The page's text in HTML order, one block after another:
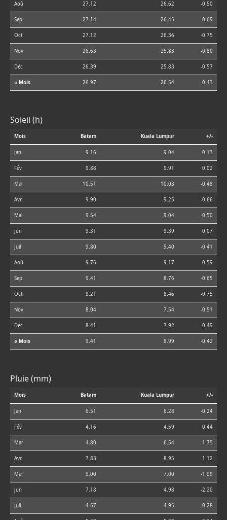
Aoû 27.12 26.62 -0.50
Sep 27.14 26.45 -0.69
Oct 27.12 26.36 -0.75
Nov 26.63 25.83 -0.80
Déc 26.39 25.83 -0.57
⌀ Mois 26.97 26.54 -0.43
Soleil (h)
Mois Batam Kuala Lumpur +/-
Jan 9.16 9.04 -0.13
Fév 9.88 9.91 0.02
Mar 10.51 10.03 -0.48
Avr 9.90 9.25 -0.66
Mai 9.54 9.04 -0.50
Jun 9.31 9.39 0.07
Juil 9.80 9.40 -0.41
Aoû 9.76 9.17 -0.59
Sep 9.41 8.76 -0.65
Oct 9.21 8.46 -0.75
Nov 8.04 7.54 -0.51
Déc 8.41 7.92 -0.49
⌀ Mois 9.41 8.99 -0.42
Pluie (mm)
Mois Batam Kuala Lumpur +/-
Jan 6.51 6.28 -0.24
Fév 4.16 4.59 0.44
Mar 4.80 6.54 1.75
Avr 7.83 8.95 1.12
Mai 9.00 7.00 -1.99
Jun 7.18 4.98 -2.20
Juil 4.67 4.95 0.28